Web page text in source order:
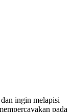
ingin melapisi
pada